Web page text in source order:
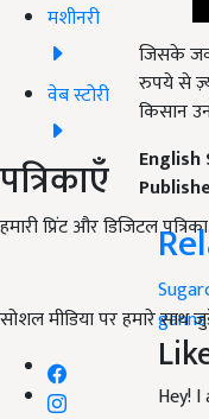
मशीनरी
वेब स्टोरी
पत्रिकाएँ
हमारी प्रिंट और डिजिटल
सोशल मीडिया पर हमारे साथ
जिसके
रुपये से
किसान
Hey!
your